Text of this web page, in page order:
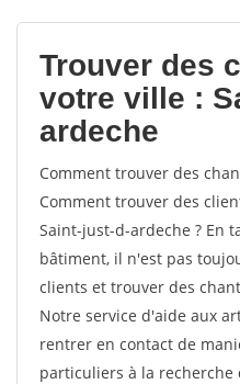
Trouver des
votre ville :
ardeche
Comment trouver des
Comment trouver des
Saint-just-d-ardeche ? En
bâtiment, il n'est pas
clients et trouver des
Notre service d'aide aux
rentrer en contact de
particuliers à la